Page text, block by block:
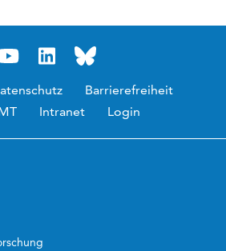
Barrierefreiheit
Intranet Login